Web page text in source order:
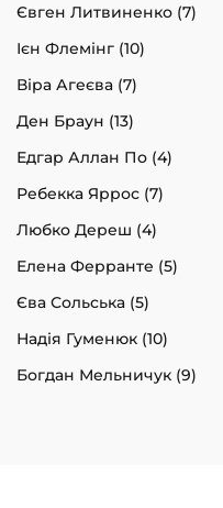
Євген Литвиненко (7)
Ієн Флемінг (10)
Віра Агеєва (7)
Ден Браун (13)
Едгар Аллан По (4)
Ребекка Яррос (7)
Любко Дереш (4)
Елена Ферранте (5)
Єва Сольська (5)
Надія Гуменюк (10)
Богдан Мельничук (9)